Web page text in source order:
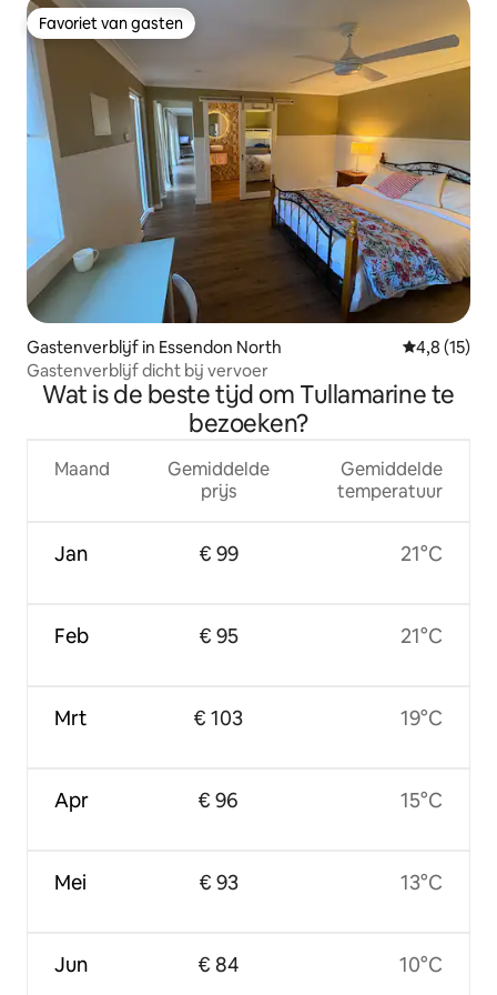
Favoriet van gasten
Favoriet van gasten
Gastenverblijf in Essendon North
4,8 (15)
Gastenverblijf dicht bij vervoer
Wat is de beste tijd om Tullamarine te
bezoeken?
Maand
Jan
Feb
Mrt
Apr
Mei
Jun
Gemiddelde
prijs
€ 99
€ 95
€ 103
€ 96
€ 93
€ 84
Gemiddelde
temperatuur
21°C
21°C
19°C
15°C
13°C
10°C